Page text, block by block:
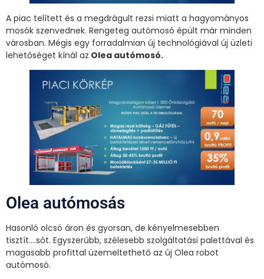
A piac telített és a megdrágult rezsi miatt a hagyományos
mosók szenvednek. Rengeteg autómosó épült már minden
városban. Mégis egy forradalmian új technológiával új üzleti
lehetőséget kínál az Olea autómosó.
Olea autómosás
Hasonló olcsó áron és gyorsan, de kényelmesebben
tisztít….sőt. Egyszerűbb, szélesebb szolgáltatási palettával és
magasabb profittal üzemeltethető az új Olea robot
autómosó.